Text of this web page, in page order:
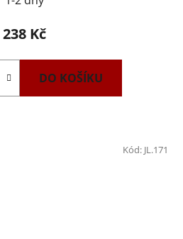
238 Kč
DO KOŠÍKU
Kód: JL.171